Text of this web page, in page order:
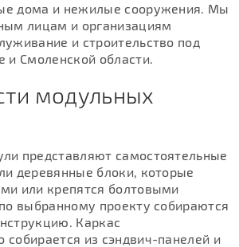
дома и нежилые сооружения. Мы
лицам и организациям
и строительство под
и Смоленской области.
модульных
представляют самостоятельные
деревянные блоки, которые
или крепятся болтовыми
выбранному проекту собираются
Каркас
собирается из сэндвич-панелей и